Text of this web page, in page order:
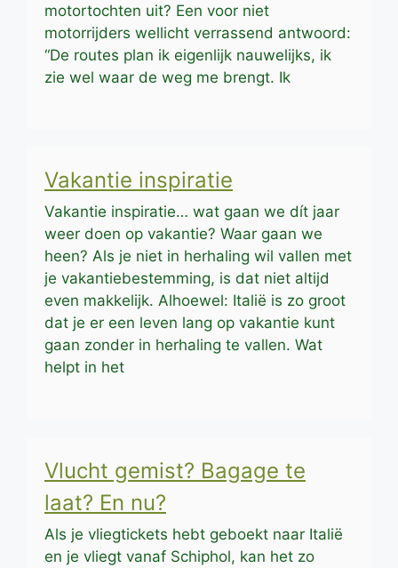
motortochten uit? Een voor niet
motorrijders wellicht verrassend antwoord:
“De routes plan ik eigenlijk nauwelijks, ik
zie wel waar de weg me brengt. Ik
Vakantie inspiratie
Vakantie inspiratie… wat gaan we dít jaar
weer doen op vakantie? Waar gaan we
heen? Als je niet in herhaling wil vallen met
je vakantiebestemming, is dat niet altijd
even makkelijk. Alhoewel: Italië is zo groot
dat je er een leven lang op vakantie kunt
gaan zonder in herhaling te vallen. Wat
helpt in het
Vlucht gemist? Bagage te
laat? En nu?
Als je vliegtickets hebt geboekt naar Italië
en je vliegt vanaf Schiphol, kan het zo